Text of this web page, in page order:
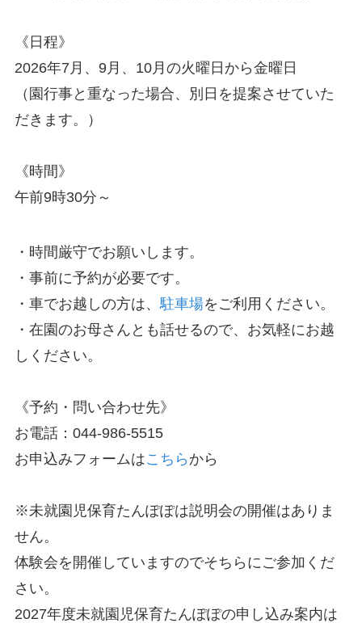
《日程》
2026年7月、9月、10月の火曜日から金曜日
（園行事と重なった場合、別日を提案させていた
だきます。）
《時間》
午前9時30分～
・時間厳守でお願いします。
・事前に予約が必要です。
・車でお越しの方は、駐車場をご利用ください。
・在園のお母さんとも話せるので、お気軽にお越
しください。
《予約・問い合わせ先》
お電話：044-986-5515
お申込みフォームはこちら から
※未就園児保育たんぽぽは説明会の開催はありま
せん。
体験会を開催していますのでそちらにご参加くだ
さい。
2027年度未就園児保育たんぽぽの申し込み案内は